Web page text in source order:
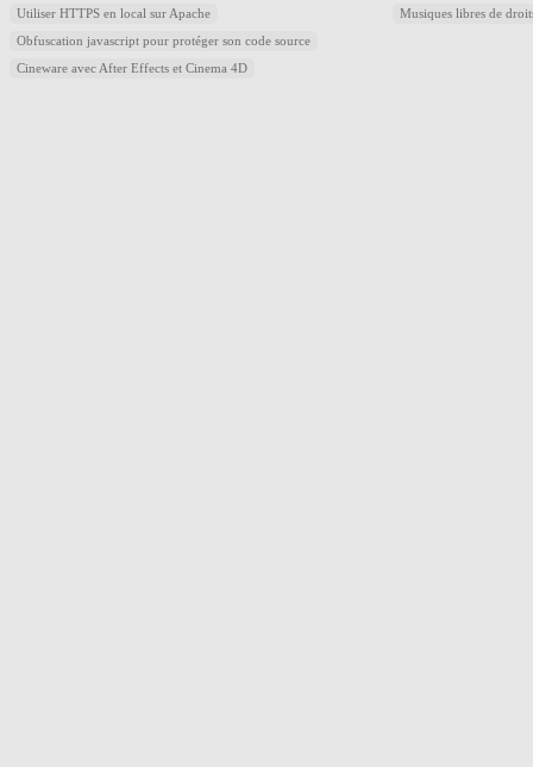
Utiliser HTTPS en local sur Apache
Obfuscation javascript pour protéger son code source
Cineware avec After Effects et Cinema 4D
Musiques libres de